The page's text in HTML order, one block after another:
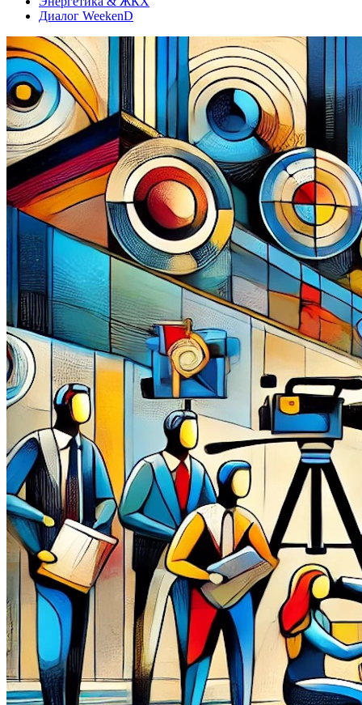
Диалог WeekenD